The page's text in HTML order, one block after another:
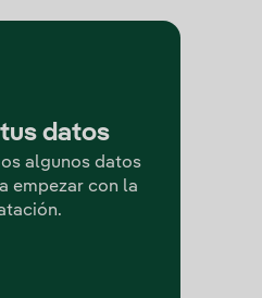
datos
algunos datos
empezar con la